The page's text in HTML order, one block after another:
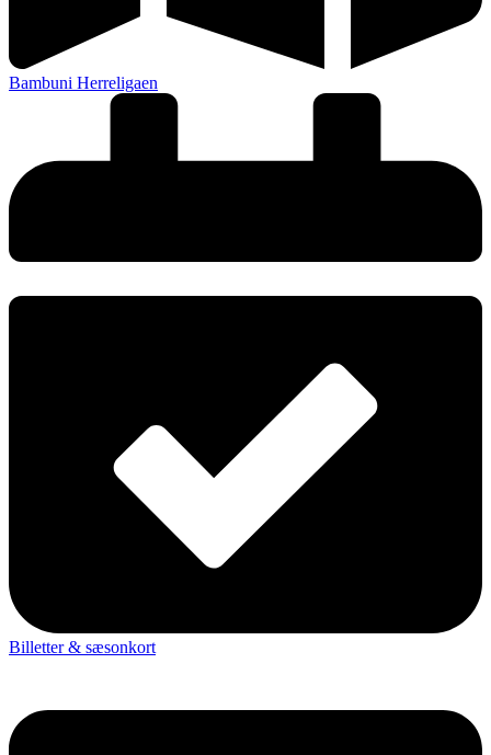
Bambuni Herreligaen
Billetter & sæsonkort